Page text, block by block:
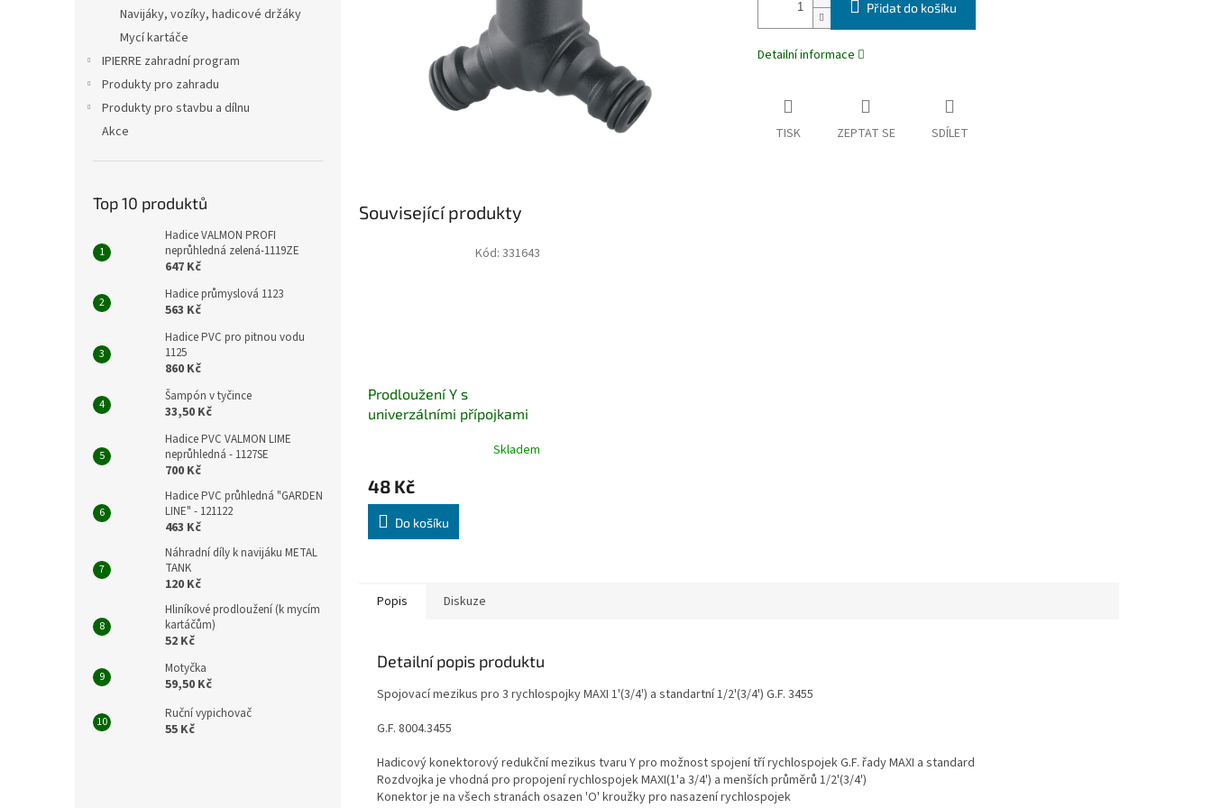
Navijáky, vozíky, hadicové držáky
Mycí kartáče
IPIERRE zahradní program
Produkty pro zahradu
Produkty pro stavbu a dílnu
Akce
Top 10 produktů
Hadice VALMON PROFI
neprůhledná zelená-1119ZE
647 Kč
Hadice průmyslová 1123
563 Kč
Hadice PVC pro pitnou vodu
1125
860 Kč
Šampón v tyčince
33,50 Kč
Hadice PVC VALMON LIME
neprůhledná - 1127SE
700 Kč
Hadice PVC průhledná "GARDEN
LINE" - 121122
463 Kč
Náhradní díly k navijáku METAL
TANK
120 Kč
Hliníkové prodloužení (k mycím
kartáčům)
52 Kč
Motyčka
59,50 Kč
Ruční vypichovač
55 Kč
Přidat do košíku
Detailní informace
TISK ZEPTAT SE SDÍLET
Související produkty
Prodloužení Y s
univerzálními přípojkami
Skladem
48 Kč
Do košíku
Kód: 331643
Popis Diskuze
Detailní popis produktu
Spojovací mezikus pro 3 rychlospojky MAXI 1'(3/4') a standartní 1/2'(3/4') G.F. 3455
G.F. 8004.3455
Hadicový konektorový redukční mezikus tvaru Y pro možnost spojení tří rychlospojek G.F. řady MAXI a standard
Rozdvojka je vhodná pro propojení rychlospojek MAXI(1'a 3/4') a menších průměrů 1/2'(3/4')
Konektor je na všech stranách osazen 'O' kroužky pro nasazení rychlospojek